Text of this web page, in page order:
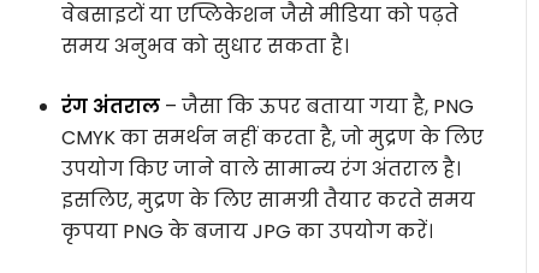
वेबसाइटों या एप्लिकेशन जैसे मीडिया को पढ़ते
समय अनुभव को सुधार सकता है।
रंग अंतराल – जैसा कि ऊपर बताया गया है, PNG
CMYK का समर्थन नहीं करता है, जो मुद्रण के लिए
उपयोग किए जाने वाले सामान्य रंग अंतराल है।
इसलिए, मुद्रण के लिए सामग्री तैयार करते समय
कृपया PNG के बजाय JPG का उपयोग करें।